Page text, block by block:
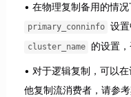
在物理复制备用的情
primary_conninfo 设
cluster_name 的设置
对于逻辑复制，可以
他复制流消费者，请参考